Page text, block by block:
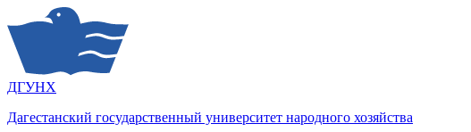
ДГУНХ
Дагестанский государственный университет народного хозяйства